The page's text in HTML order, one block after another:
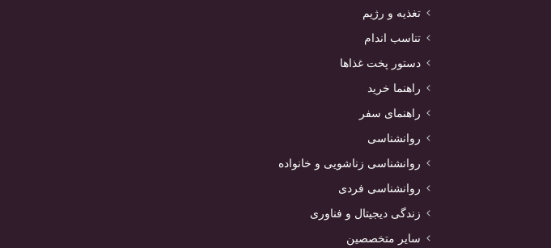
تغذیه و رژیم
تناسب اندام
دستور پخت غذاها
راهنما خرید
راهنمای سفر
روانشناسی
روانشناسی زناشویی و خانواده
روانشناسی فردی
زندگی دیجیتال و فناوری
سایر متخصصین